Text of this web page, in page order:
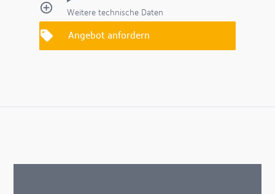
Weitere technische Daten